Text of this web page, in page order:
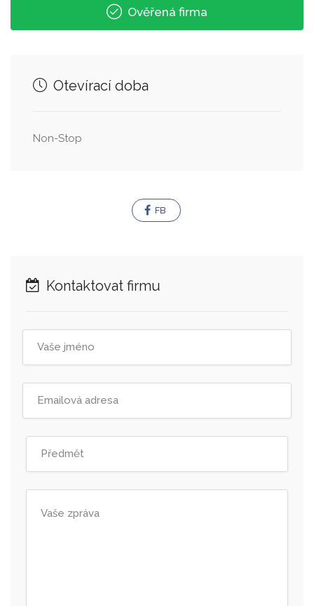
Ověřená firma
Otevírací doba
Non-Stop
FB
Kontaktovat firmu